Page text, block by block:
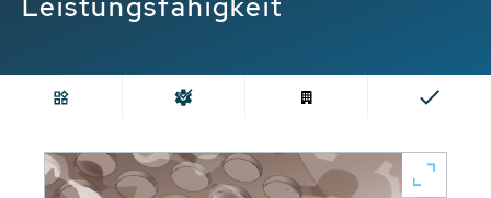
Leistungsfähigkeit